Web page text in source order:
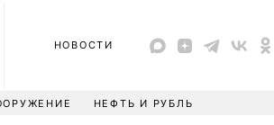
НОВОСТИ
НЕФТЬ И РУБЛЬ